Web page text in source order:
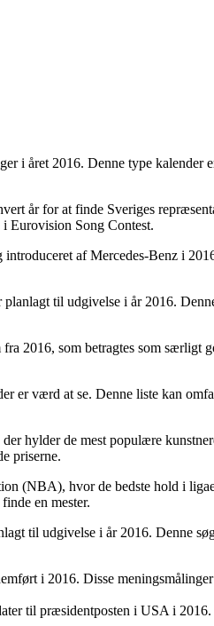
i året 2016. Denne type
år for at finde Sveriges
Eurovision Song Contest.
af Mercedes-Benz i
til udgivelse i år 2016.
2016, som betragtes som
er værd at se. Denne liste kan
hylder de mest populære
priserne.
(NBA), hvor de bedste hold i
en mester.
til udgivelse i år 2016. Denne
i 2016. Disse
til præsidentposten i USA i